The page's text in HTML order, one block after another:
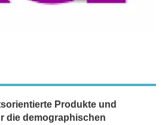
Produkte und
die demographischen